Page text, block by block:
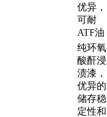
优异，
可耐
ATF油
纯环氧
酸酐浸
渍漆，
优异的
储存稳
定性和